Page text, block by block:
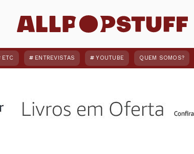
ETC ENTREVISTAS YOUTUBE QUEM SOMOS?